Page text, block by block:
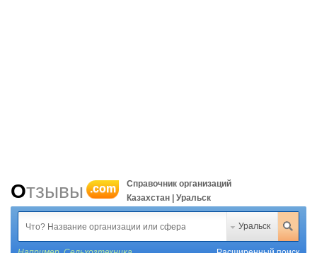
Отзывы .com
Справочник организаций
Казахстан | Уральск
Уральск